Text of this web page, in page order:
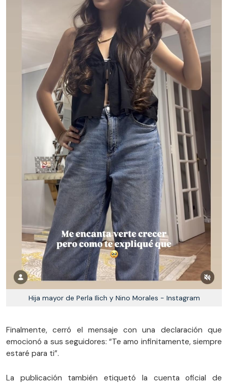
Hija mayor de Perla Ilich y Nino Morales - Instagram
Finalmente, cerró el mensaje con una declaración que
emocionó a sus seguidores: “Te amo infinitamente, siempre
estaré para ti”.
La publicación también etiquetó la cuenta oficial de